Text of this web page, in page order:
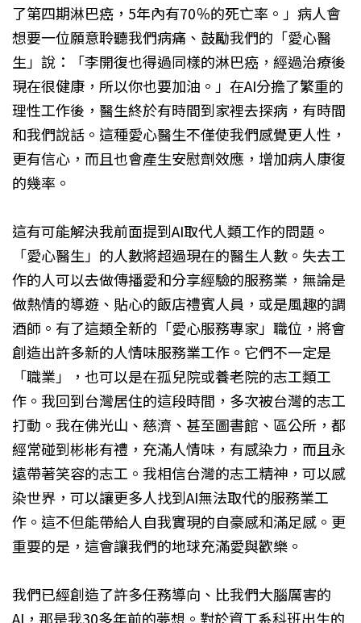
了第四期淋巴癌，5年內有70％的死亡率。」病人會
想要一位願意聆聽我們病痛、鼓勵我們的「愛心醫
生」說：「李開復也得過同樣的淋巴癌，經過治療後
現在很健康，所以你也要加油。」在AI分擔了繁重的
理性工作後，醫生終於有時間到家裡去探病，有時間
和我們說話。這種愛心醫生不僅使我們感覺更人性，
更有信心，而且也會產生安慰劑效應，增加病人康復
的幾率。
這有可能解決我前面提到AI取代人類工作的問題。
「愛心醫生」的人數將超過現在的醫生人數。失去工
作的人可以去做傳播愛和分享經驗的服務業，無論是
做熱情的導遊、貼心的飯店禮賓人員，或是風趣的調
酒師。有了這類全新的「愛心服務專家」職位，將會
創造出許多新的人情味服務業工作。它們不一定是
「職業」，也可以是在孤兒院或養老院的志工類工
作。我回到台灣居住的這段時間，多次被台灣的志工
打動。我在佛光山、慈濟、甚至圖書館、區公所，都
經常碰到彬彬有禮，充滿人情味，有感染力，而且永
遠帶著笑容的志工。我相信台灣的志工精神，可以感
染世界，可以讓更多人找到AI無法取代的服務業工
作。這不但能帶給人自我實現的自豪感和滿足感。更
重要的是，這會讓我們的地球充滿愛與歡樂。
我們已經創造了許多任務導向、比我們大腦厲害的
AI，那是我30多年前的夢想。對於資工系科班出生的